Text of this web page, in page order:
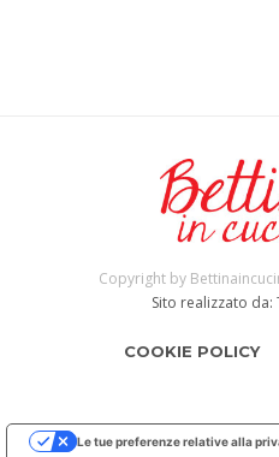
Copyright by
Sito realizzato
COOKIE POLICY
Le tue preferenze relative alla